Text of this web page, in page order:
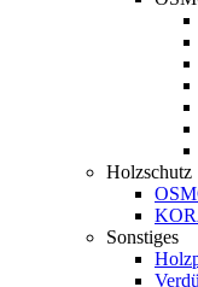
Holzschutz
Sonstiges